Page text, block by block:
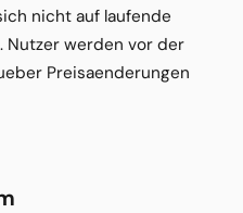
nicht auf laufende
Nutzer werden vor der
Preisaenderungen